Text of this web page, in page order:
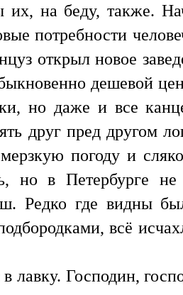
на беду, также.
потребности
открыл новое
дешевой
но даже и все
друг пред другом
погоду и
но в Петербурге
Редко где видны
всё
лавку. Господин,